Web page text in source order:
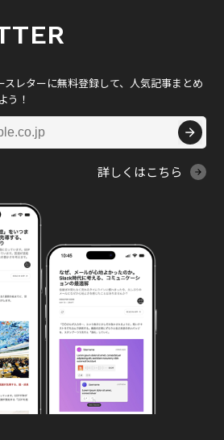
レターに無料登録して、人気記事まとめ
う！
詳しくはこちら